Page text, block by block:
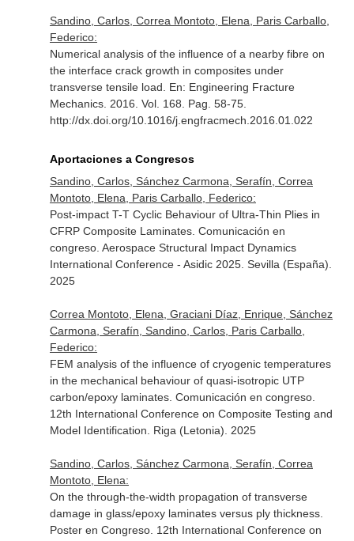
Sandino, Carlos, Correa Montoto, Elena, Paris Carballo,
Federico:
Numerical analysis of the influence of a nearby fibre on
the interface crack growth in composites under
transverse tensile load. En: Engineering Fracture
Mechanics. 2016. Vol. 168. Pag. 58-75.
http://dx.doi.org/10.1016/j.engfracmech.2016.01.022
Aportaciones a Congresos
Sandino, Carlos, Sánchez Carmona, Serafín, Correa
Montoto, Elena, Paris Carballo, Federico:
Post-impact T-T Cyclic Behaviour of Ultra-Thin Plies in
CFRP Composite Laminates. Comunicación en
congreso. Aerospace Structural Impact Dynamics
International Conference - Asidic 2025. Sevilla (España).
2025
Correa Montoto, Elena, Graciani Díaz, Enrique, Sánchez
Carmona, Serafín, Sandino, Carlos, Paris Carballo,
Federico:
FEM analysis of the influence of cryogenic temperatures
in the mechanical behaviour of quasi-isotropic UTP
carbon/epoxy laminates. Comunicación en congreso.
12th International Conference on Composite Testing and
Model Identification. Riga (Letonia). 2025
Sandino, Carlos, Sánchez Carmona, Serafín, Correa
Montoto, Elena:
On the through-the-width propagation of transverse
damage in glass/epoxy laminates versus ply thickness.
Poster en Congreso. 12th International Conference on